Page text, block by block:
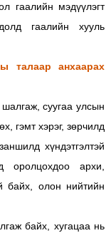
гаалийн мэдүүлэгт
гаалийн хууль
талаар анхаарах
суугаа улсын
гэмт хэрэг, зөрчилд
хүндэтгэлтэй
оролцохдоо архи,
байх, олон нийтийн
байх, хугацаа нь